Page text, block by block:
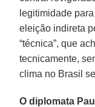
legitimidade
eleição indireta
“técnica”, que
tecnicamente,
clima no Brasil
O diplomata